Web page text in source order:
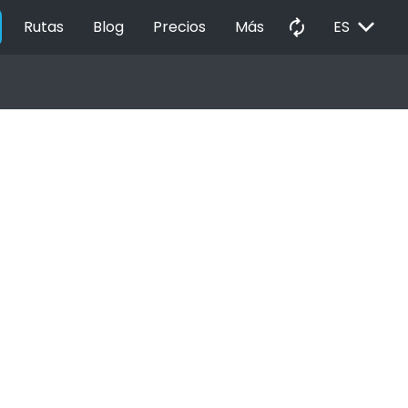
Rutas Blog Precios Más autorenew ES EXPAND_MORE